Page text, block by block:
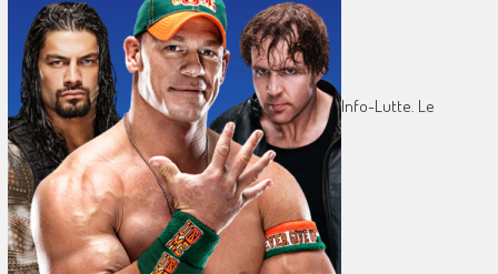
Info-Lutte. Le